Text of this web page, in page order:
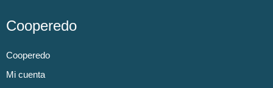
Cooperedo
Cooperedo
Mi cuenta